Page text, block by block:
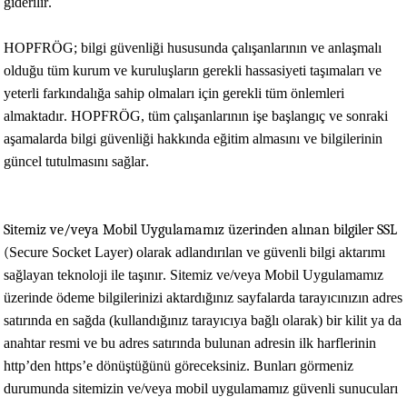
HOPFRÖG; bilgi güvenliği hususunda çalışanlarının ve anlaşmalı
olduğu tüm kurum ve kuruluşların gerekli hassasiyeti taşımaları ve
yeterli farkındalığa sahip olmaları için gerekli tüm önlemleri
almaktadır. HOPFRÖG, tüm çalışanlarının işe başlangıç ve sonraki
aşamalarda bilgi güvenliği hakkında eğitim almasını ve bilgilerinin
güncel tutulmasını sağlar.
Sitemiz ve/veya Mobil Uygulamamız üzerinden alınan bilgiler SSL
(Secure Socket Layer) olarak adlandırılan ve güvenli bilgi aktarımı
sağlayan teknoloji ile taşınır. Sitemiz ve/veya Mobil Uygulamamız
üzerinde ödeme bilgilerinizi aktardığınız sayfalarda tarayıcınızın adres
satırında en sağda (kullandığınız tarayıcıya bağlı olarak) bir kilit ya da
anahtar resmi ve bu adres satırında bulunan adresin ilk harflerinin
http’den https’e dönüştüğünü göreceksiniz. Bunları görmeniz
durumunda sitemizin ve/veya mobil uygulamamız güvenli sunucuları